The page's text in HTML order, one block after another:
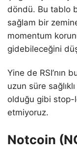
döndü. Bu tablo
sağlam bir
momentum
gidebileceğini
Yine de RSI’nın
uzun süre
olduğu gibi stop-
etmiyoruz.
Notcoin